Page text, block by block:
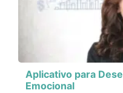
Aplicativo para
Emocional